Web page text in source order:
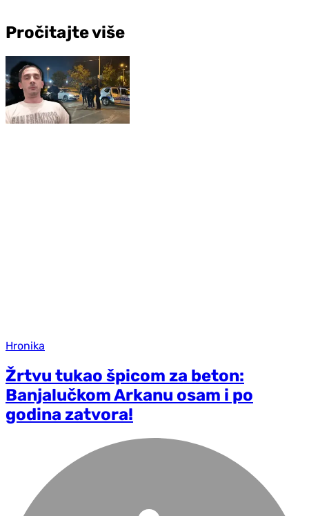
Pročitajte više
Hronika
Žrtvu tukao špicom za beton:
Banjalučkom Arkanu osam i po
godina zatvora!